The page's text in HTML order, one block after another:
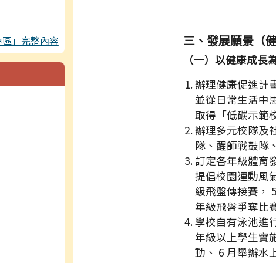
」完整內容 三、發展願景（
（一）以健康成
辦理健康促進計
並從日常生活中
取得「低碳示範
辦理多元校隊及
隊、醒師戰鼓隊
訂定各年級體育
提倡校園運動風
級飛盤傳接賽，
年級飛盤爭奪比
學校自有泳池進
年級以上學生實
動、 6 月舉辦水